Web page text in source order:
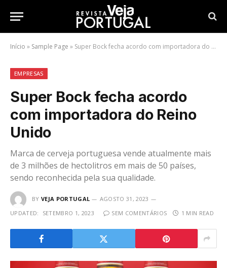
Início » Sample Page » Super Bock fecha acordo com importadora do Reino Unido
EMPRESAS
Super Bock fecha acordo
com importadora do Reino
Unido
Marca de cerveja portuguesa vende atualmente mais
de 3 milhões de hectolitros em mais de 50 países,
sendo reconhecida pela sua qualidade.
BY VEJA PORTUGAL
AGOSTO 31, 2023
UPDATED:
SETEMBRO 1, 2023 SEM COMENTÁRIOS 1 MIN READ